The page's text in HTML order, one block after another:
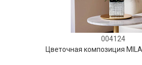
004124
Цветочная композиция